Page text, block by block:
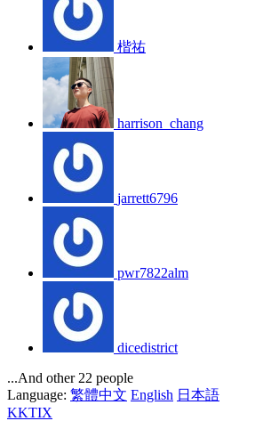
楷祐
harrison_chang
jarrett6796
pwr7822alm
dicedistrict
...And other 22 people
Language: 繁體中文 English 日本語
KKTIX